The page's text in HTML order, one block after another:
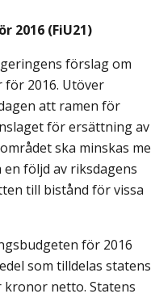
2016 (FiU21)
förslag om
2016. Utöver
att ramen för
för ersättning av
ska minskas
följd av riksdagens
till bistånd för vissa
för 2016
som tilldelas statens
kronor netto. Statens